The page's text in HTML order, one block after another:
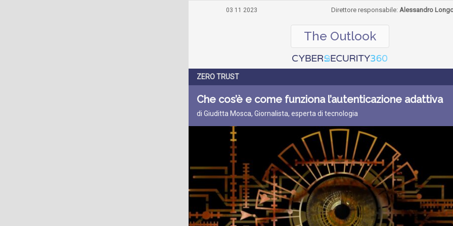
03 11 2023 Direttore responsabile: Alessandro
The Outlook
ZERO TRUST
Che cos’è e come funziona l’autenticazione adattiva
di Giuditta Mosca, Giornalista, esperta di tecnologia